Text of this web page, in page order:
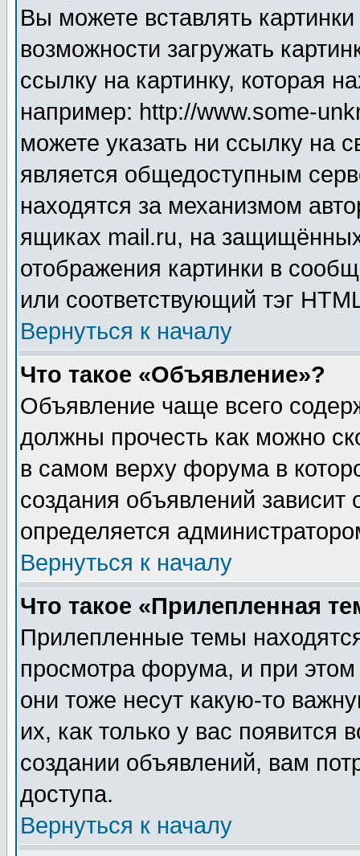
Вы можете вставлять
возможности загружать
ссылку на картинку, которая
например: http://www.some-
можете указать ни ссылку на
является общедоступным
находятся за механизмом
ящиках mail.ru, на
отображения картинки в
или соответствующий тэг
Вернуться к началу
Что такое «Объявление»?
Объявление чаще всего
должны прочесть как можно
в самом верху форума в
создания объявлений зависит
определяется
Вернуться к началу
Что такое «Прилепленная
Прилепленные темы
просмотра форума, и при
они тоже несут какую-то
их, как только у вас появится
создании объявлений, вам
доступа.
Вернуться к началу